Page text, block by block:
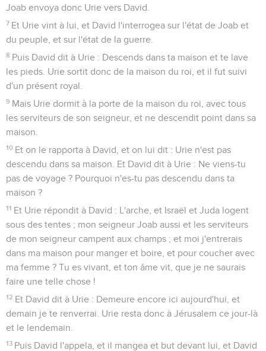
Joab envoya donc Urie vers David.
7 Et Urie vint à lui, et David l'interrogea sur l'état de Joab et
du peuple, et sur l'état de la guerre.
8 Puis David dit à Urie : Descends dans ta maison et te lave
les pieds. Urie sortit donc de la maison du roi, et il fut suivi
d'un présent royal.
9 Mais Urie dormit à la porte de la maison du roi, avec tous
les serviteurs de son seigneur, et ne descendit point dans sa
maison.
10 Et on le rapporta à David, et on lui dit : Urie n'est pas
descendu dans sa maison. Et David dit à Urie : Ne viens-tu
pas de voyage ? Pourquoi n'es-tu pas descendu dans ta
maison ?
11 Et Urie répondit à David : L'arche, et Israël et Juda logent
sous des tentes ; mon seigneur Joab aussi et les serviteurs
de mon seigneur campent aux champs ; et moi j'entrerais
dans ma maison pour manger et boire, et pour coucher avec
ma femme ? Tu es vivant, et ton âme vit, que je ne saurais
faire une telle chose !
12 Et David dit à Urie : Demeure encore ici aujourd'hui, et
demain je te renverrai. Urie resta donc à Jérusalem ce jour-là
et le lendemain.
13 Puis David l'appela, et il mangea et but devant lui, et David